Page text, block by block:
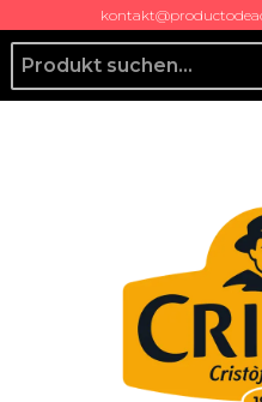
Producto de Aquí